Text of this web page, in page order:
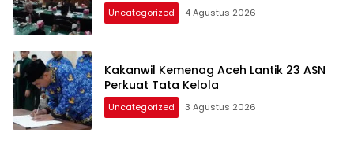
Uncategorized 4 Agustus 2026
Kakanwil Kemenag Aceh Lantik 23 ASN
Perkuat Tata Kelola
Uncategorized 3 Agustus 2026